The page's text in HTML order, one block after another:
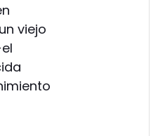
viejo